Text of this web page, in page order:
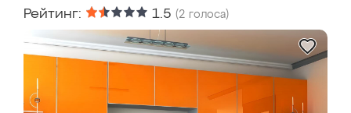
Рейтинг: 1.5 (2 голоса)